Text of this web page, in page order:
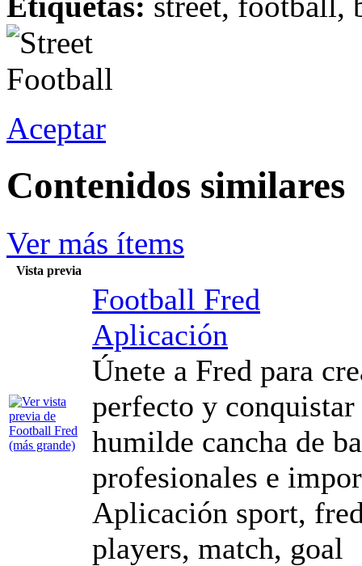
Aceptar
Contenidos similares
Ver más ítems
Vista previa
Football Fred
Aplicación
Únete a Fred para
perfecto y conquistar
humilde cancha de
profesionales e
Aplicación sport,
players, match, goal